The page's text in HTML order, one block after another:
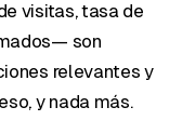
visitas, tasa de
son
relevantes y
y nada más.